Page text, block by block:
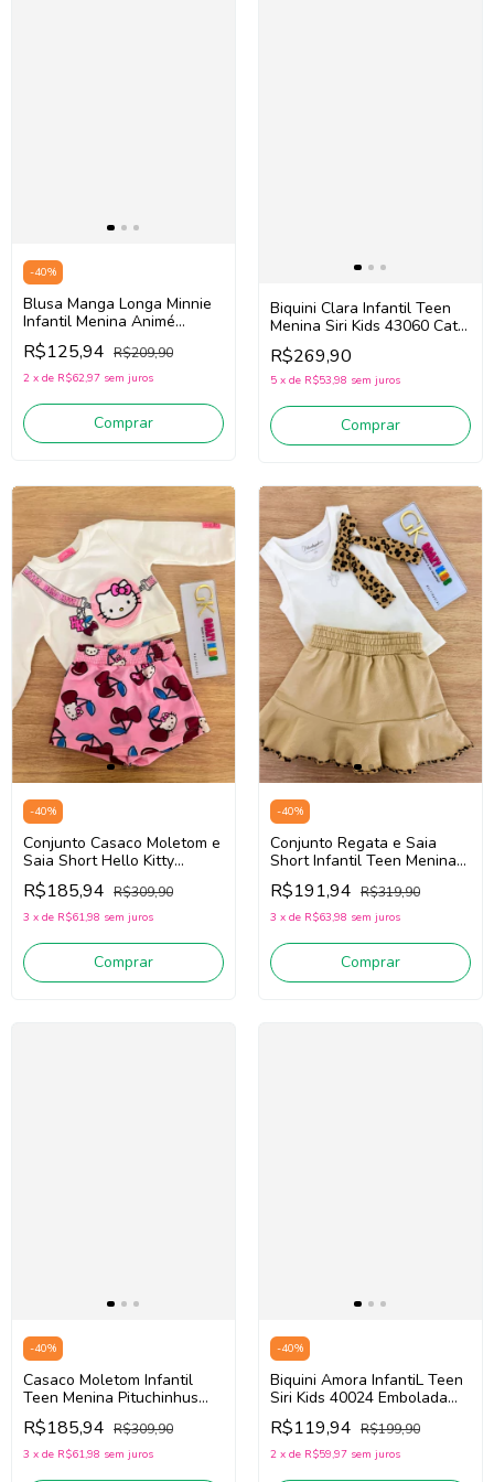
-40%
Blusa Manga Longa Minnie
Infantil Menina Animé
N5488
R$125,94 R$209,90
2 x de R$62,97 sem juros
Comprar
Biquini Clara Infantil Teen
Menina Siri Kids 43060 Cats
(Preto / Rosa)
R$269,90
5 x de R$53,98 sem juros
Comprar
-40%
Conjunto Casaco Moletom e
Saia Short Hello Kitty
Infantil Teen Momi J7179
(Off White/Rosa)
R$185,94 R$309,90
3 x de R$61,98 sem juros
Comprar
-40%
Conjunto Regata e Saia
Short Infantil Teen Menina
Pituchinhus 30295 (Off
White/Bege)
R$191,94 R$319,90
3 x de R$63,98 sem juros
Comprar
-40%
Casaco Moletom Infantil
Teen Menina Pituchinhus
30253 (Bege/Preto)
R$185,94 R$309,90
3 x de R$61,98 sem juros
-40%
Biquini Amora InfantiL Teen
Siri Kids 40024 Embolada
(Preto/Rosa/Azul)
R$119,94 R$199,90
2 x de R$59,97 sem juros